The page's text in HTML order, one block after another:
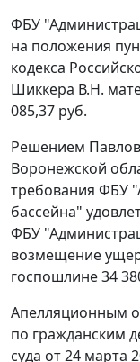
ФБУ
на положения
кодекса
Шиккера В.Н.
085,37 руб.
Решением
Воронежской
требования ФБУ
бассейна"
ФБУ
возмещение
госпошлине 34
Апелляционным
по гражданским
суда от 24 марта